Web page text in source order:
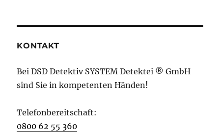
KONTAKT
Bei DSD Detektiv SYSTEM Detektei ® GmbH
sind Sie in kompetenten Händen!
Telefonbereitschaft:
0800 62 55 360